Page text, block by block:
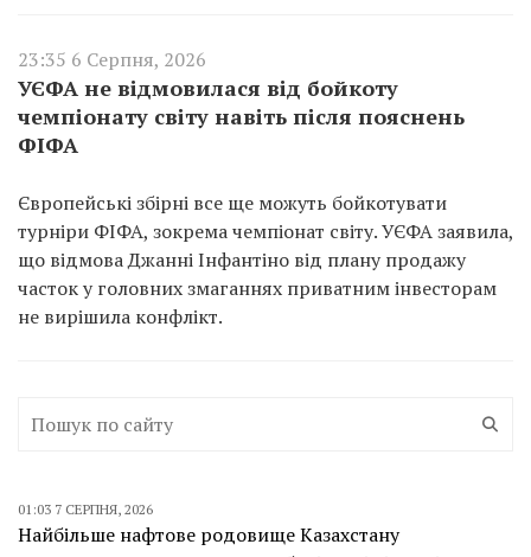
23:35 6 Серпня, 2026
УЄФА не відмовилася від бойкоту
чемпіонату світу навіть після пояснень
ФІФА
Європейські збірні все ще можуть бойкотувати
турніри ФІФА, зокрема чемпіонат світу. УЄФА заявила,
що відмова Джанні Інфантіно від плану продажу
часток у головних змаганнях приватним інвесторам
не вирішила конфлікт.
01:03 7 СЕРПНЯ, 2026
Найбільше нафтове родовище Казахстану